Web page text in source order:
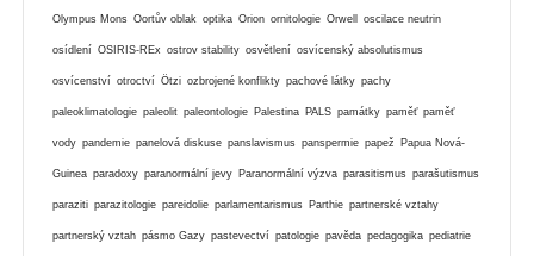
Olympus Mons Oortův oblak optika Orion ornitologie Orwell oscilace neutrin
osídlení OSIRIS-REx ostrov stability osvětlení osvícenský absolutismus
osvícenství otroctví Ötzi ozbrojené konflikty pachové látky pachy
paleoklimatologie paleolit paleontologie Palestina PALS památky paměť paměť
vody pandemie panelová diskuse panslavismus panspermie papež Papua Nová-
Guinea paradoxy paranormální jevy Paranormální výzva parasitismus parašutismus
paraziti parazitologie pareidolie parlamentarismus Parthie partnerské vztahy
partnerský vztah pásmo Gazy pastevectví patologie pavěda pedagogika pediatrie